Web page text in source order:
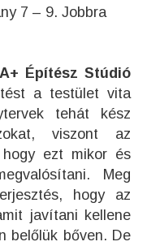
7 – 9. Jobbra
A+ Építész Stúdió
a testület vita
tehát kész
viszont az
ezt mikor és
Meg
hogy az
javítani kellene
belőlük bőven. De